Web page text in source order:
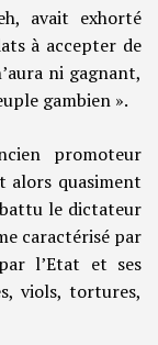
avait exhorté
à accepter de
ni gagnant,
gambien ».
promoteur
alors quasiment
le dictateur
caractérisé par
l’Etat et ses
viols, tortures,